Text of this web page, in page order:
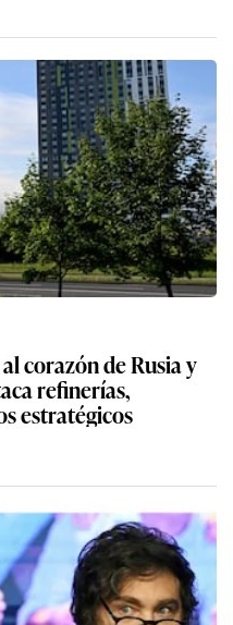
corazón de Rusia y
refinerías,
estratégicos